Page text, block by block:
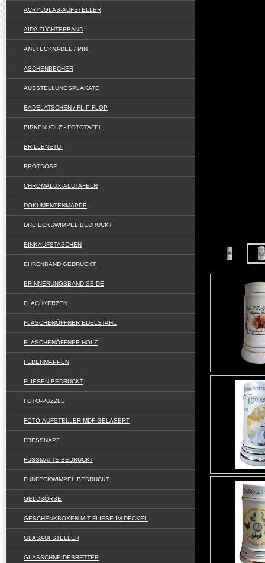
ACRYLGLAS-AUFSTELLER
AIDA ZÜCHTERBAND
ANSTECKNADEL / PIN
ASCHENBECHER
AUSSTELLUNGSPLAKATE
BADELATSCHEN / FLIP-FLOP
BIRKENHOLZ - FOTOTAFEL
BRILLENETUI
BROTDOSE
CHROMALUX-ALUTAFELN
DOKUMENTENMAPPE
DREIECKSWIMPEL BEDRUCKT
EINKAUFSTASCHEN
EHRENBAND GEDRUCKT
ERINNERUNGSBAND SEIDE
FLACHKERZEN
FLASCHENÖFFNER EDELSTAHL
FLASCHENÖFFNER HOLZ
FEDERMAPPEN
FLIESEN BEDRUCKT
FOTO-PUZZLE
FOTO-AUFSTELLER MDF GELASERT
FRESSNAPF
FUSSMATTE BEDRUCKT
FÜNFECKWIMPEL BEDRUCKT
GELDBÖRSE
GESCHENKBOXEN MIT FLIESE IM DECKEL
GLASAUFSTELLER
GLASSCHNEIDEBRETTER